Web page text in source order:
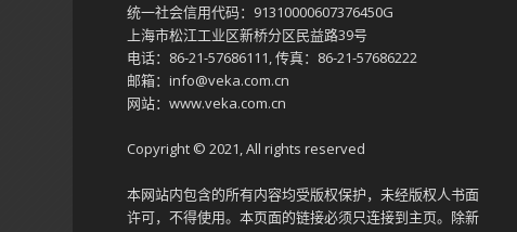
统一社会信用代码：91310000607376450G
上海市松江工业区新桥分区民益路39号
电话：86-21-57686111, 传真：86-21-57686222
邮箱：info@veka.com.cn
网站：www.veka.com.cn
Copyright © 2021, All rights reserved
本网站内包含的所有内容均受版权保护，未经版权人书面
许可，不得使用。本页面的链接必须只连接到主页。除新